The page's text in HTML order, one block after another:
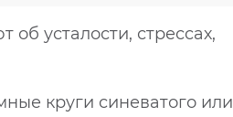
усталости, стрессах,
круги синеватого или